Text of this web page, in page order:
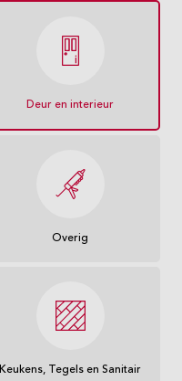
Deur en interieur
Overig
Keukens, Tegels en Sanitair